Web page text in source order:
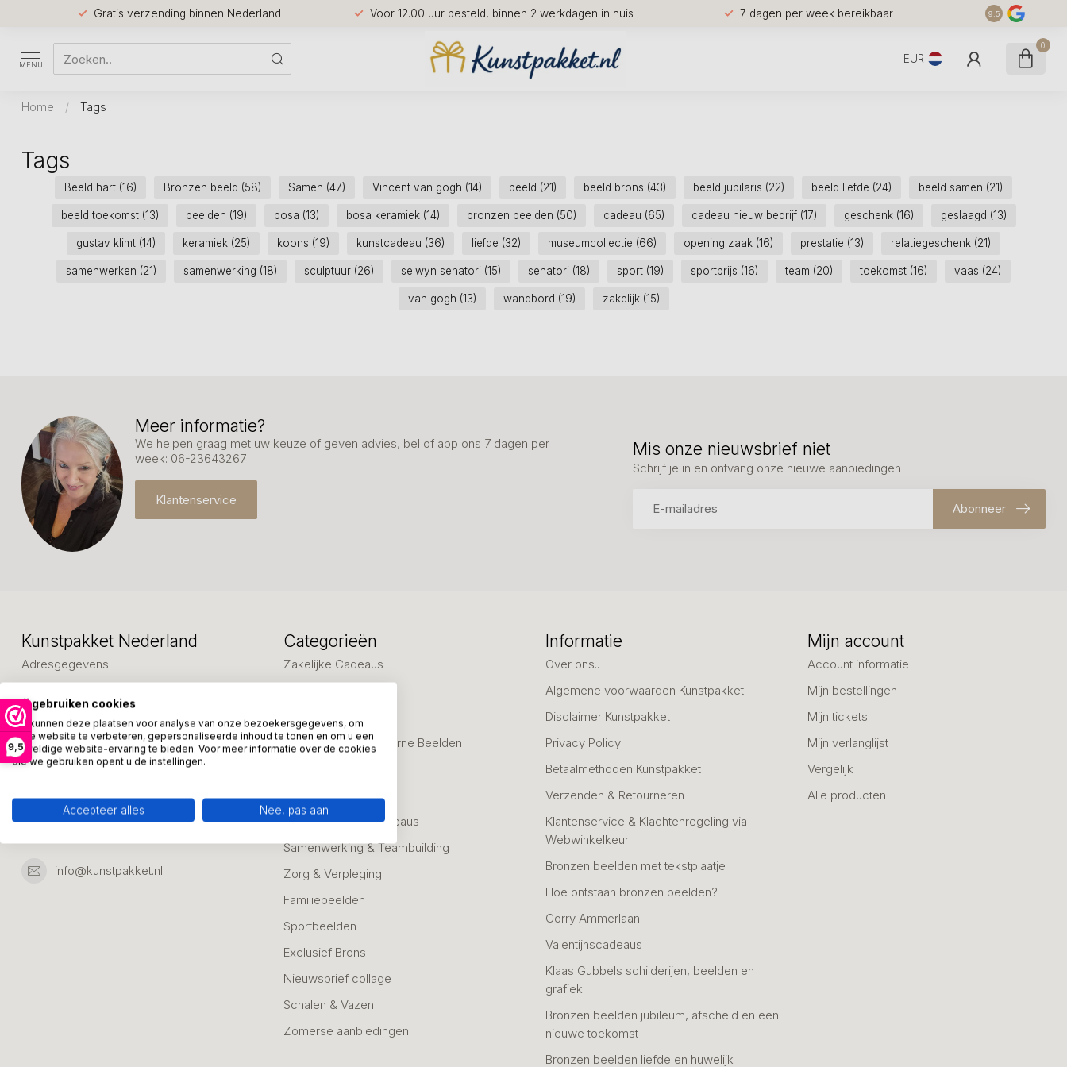
9,5
Gratis verzending binnen Nederland Voor 12.00 uur besteld, binnen 2 werkdagen in huis 7 dagen per week bereikbaar 9.5
MENU EUR
0
Home / Tags
Tags
Beeld hart (16) Bronzen beeld (58) Samen (47) Vincent van gogh (14) beeld (21) beeld brons (43) beeld jubilaris (22) beeld liefde (24) beeld samen (21)
beeld toekomst (13) beelden (19) bosa (13) bosa keramiek (14) bronzen beelden (50) cadeau (65) cadeau nieuw bedrijf (17) geschenk (16) geslaagd (13)
gustav klimt (14) keramiek (25) koons (19) kunstcadeau (36) liefde (32) museumcollectie (66) opening zaak (16) prestatie (13) relatiegeschenk (21)
samenwerken (21) samenwerking (18) sculptuur (26) selwyn senatori (15) senatori (18) sport (19) sportprijs (16) team (20) toekomst (16) vaas (24)
van gogh (13) wandbord (19) zakelijk (15)
Meer informatie?
We helpen graag met uw keuze of geven advies, bel of app ons 7 dagen per
week: 06-23643267
Klantenservice
Mis onze nieuwsbrief niet
Schrijf je in en ontvang onze nieuwe aanbiedingen
Abonneer
Kunstpakket Nederland
Adresgegevens:
Ambachtsweg 46
3542DH Utrecht
Nederland
06 23643267
info@kunstpakket.nl
Categorieën
Zakelijke Cadeaus
Alle Bronzen & Moderne Beelden
Huwelijk
Bijzondere kunstcadeaus
Samenwerking & Teambuilding
Zorg & Verpleging
Familiebeelden
Sportbeelden
Exclusief Brons
Nieuwsbrief collage
Schalen & Vazen
Zomerse aanbiedingen
Informatie
Over ons..
Algemene voorwaarden Kunstpakket
Disclaimer Kunstpakket
Privacy Policy
Betaalmethoden Kunstpakket
Verzenden & Retourneren
Klantenservice & Klachtenregeling via
Webwinkelkeur
Bronzen beelden met tekstplaatje
Hoe ontstaan bronzen beelden?
Corry Ammerlaan
Valentijnscadeaus
Klaas Gubbels schilderijen, beelden en
grafiek
Bronzen beelden jubileum, afscheid en een
nieuwe toekomst
Bronzen beelden liefde en huwelijk
Mijn account
Account informatie
Mijn bestellingen
Mijn tickets
Mijn verlanglijst
Vergelijk
Alle producten
Wij gebruiken cookies
We kunnen deze plaatsen voor analyse van onze bezoekersgegevens, om
onze website te verbeteren, gepersonaliseerde inhoud te tonen en om u een
geweldige website-ervaring te bieden. Voor meer informatie over de cookies
die we gebruiken opent u de instellingen.
Accepteer alles Nee, pas aan